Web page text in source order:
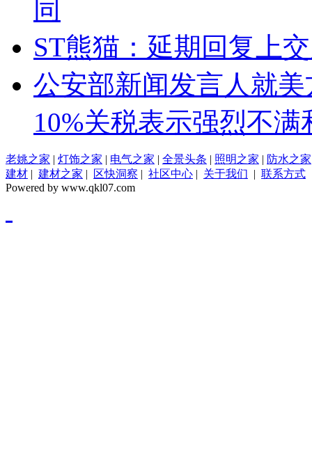
同
ST熊猫：延期回复上
公安部新闻发言人就
10%关税表示强烈不满
老姚之家 | 灯饰之家 | 电气之家 | 全景头条 | 照明之家 | 防水之家
建材 | 建材之家 | 区快洞察 | 社区中心 | 关于我们 | 联系方式
Powered by www.qkl07.com